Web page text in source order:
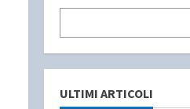
ULTIMI ARTICOLI